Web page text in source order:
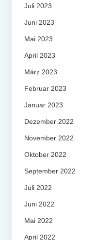
Juli 2023
Juni 2023
Mai 2023
April 2023
März 2023
Februar 2023
Januar 2023
Dezember 2022
November 2022
Oktober 2022
September 2022
Juli 2022
Juni 2022
Mai 2022
April 2022